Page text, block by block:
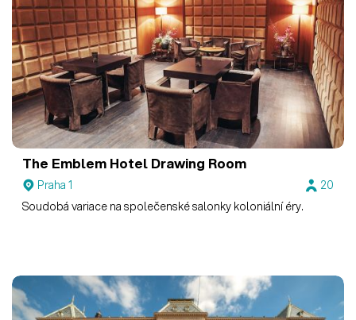
The Emblem Hotel Drawing Room
Praha 1
20
Soudobá variace na společenské salonky koloniální éry.